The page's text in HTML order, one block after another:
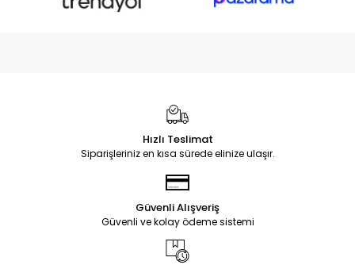
Hızlı Teslimat
Siparişleriniz en kısa sürede elinize ulaşır.
Güvenli Alışveriş
Güvenli ve kolay ödeme sistemi